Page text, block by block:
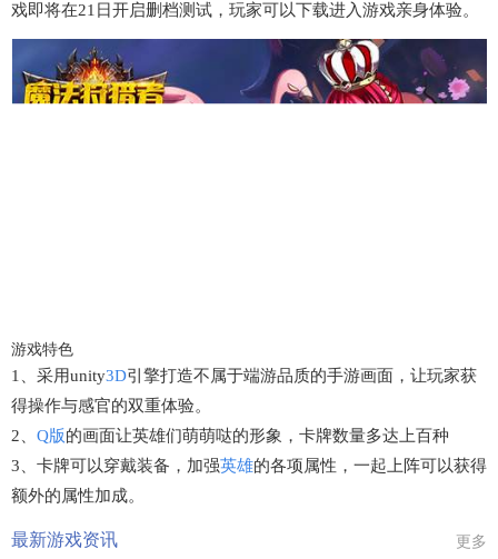
戏即将在21日开启删档测试，玩家可以下载进入游戏亲身体验。
游戏特色
1、采用unity3D引擎打造不属于端游品质的手游画面，让玩家获
得操作与感官的双重体验。
2、 Q版的画面让英雄们萌萌哒的形象，卡牌数量多达上百种
3、卡牌可以穿戴装备，加强英雄的各项属性，一起上阵可以获得
额外的属性加成。
最新游戏资讯 更多